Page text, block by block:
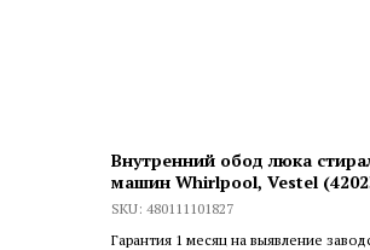
Внутренний обод люка
машин Whirlpool, Vestel
42035863-S), 480111101827
SKU: 480111101827
Гарантия 1 месяц на выявление